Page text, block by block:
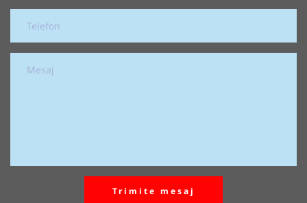
Trimite mesaj